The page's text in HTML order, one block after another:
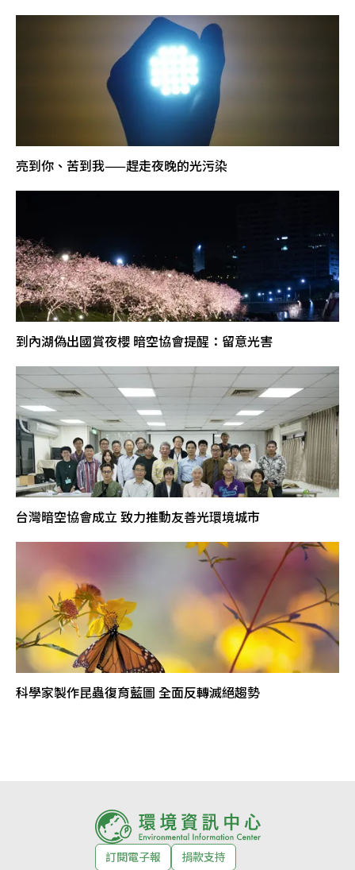
亮到你、苦到我——趕走夜晚的光污染
到內湖偽出國賞夜櫻 暗空協會提醒：留意光害
台灣暗空協會成立 致力推動友善光環境城市
科學家製作昆蟲復育藍圖 全面反轉滅絕趨勢
訂閱電子報 捐款支持